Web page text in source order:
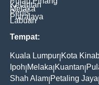
Kelantan
Melaka
Perlis
Putrajaya
Labuan
Tempat:
Kuala Lumpur Kota
Ipoh Melaka Kuantan
Shah Alam Petaling Jaya